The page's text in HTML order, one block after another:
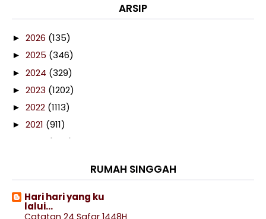
ARSIP
► 2026 (135)
► 2025 (346)
► 2024 (329)
► 2023 (1202)
► 2022 (1113)
► 2021 (911)
(460)
►2017(359)
►2016(538)
RUMAH SINGGAH
Hari hari yang ku
lalui...